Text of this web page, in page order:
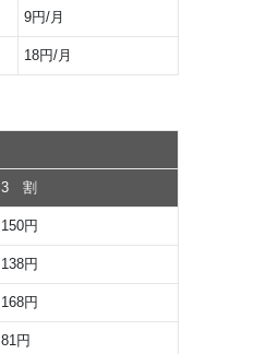
9円/月
18円/月
3 割
150円
138円
168円
81円